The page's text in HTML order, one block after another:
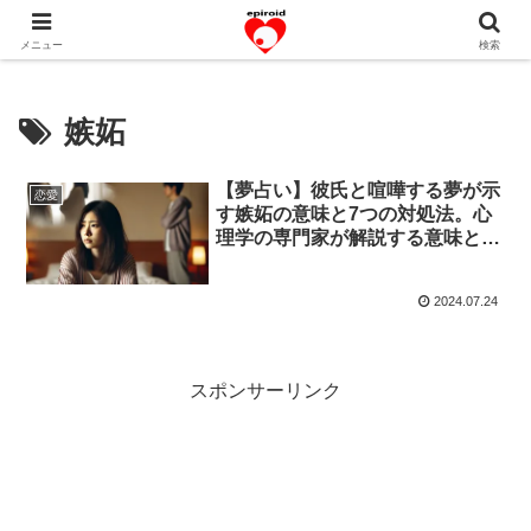
恋愛共感エピソード。あなたのストーリーを変えていく！。
嫉妬
恋愛
【夢占い】彼氏と喧嘩する夢が示
す嫉妬の意味と7つの対処法。心
理学の専門家が解説する意味と対
2024.07.24
スポンサーリンク
メニュー 検索